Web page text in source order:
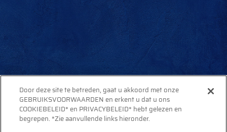
Door deze site te betreden, gaat u akkoord met onze
GEBRUIKSVOORWAARDEN en erkent u dat u ons
COOKIEBELEID* en PRIVACYBELEID* hebt gelezen en
begrepen. *Zie aanvullende links hieronder.